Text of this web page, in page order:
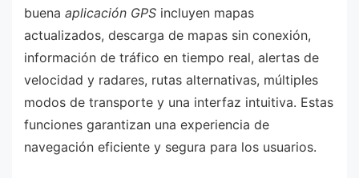
buena aplicación GPS incluyen mapas
actualizados, descarga de mapas sin conexión,
información de tráfico en tiempo real, alertas de
velocidad y radares, rutas alternativas, múltiples
modos de transporte y una interfaz intuitiva. Estas
funciones garantizan una experiencia de
navegación eficiente y segura para los usuarios.